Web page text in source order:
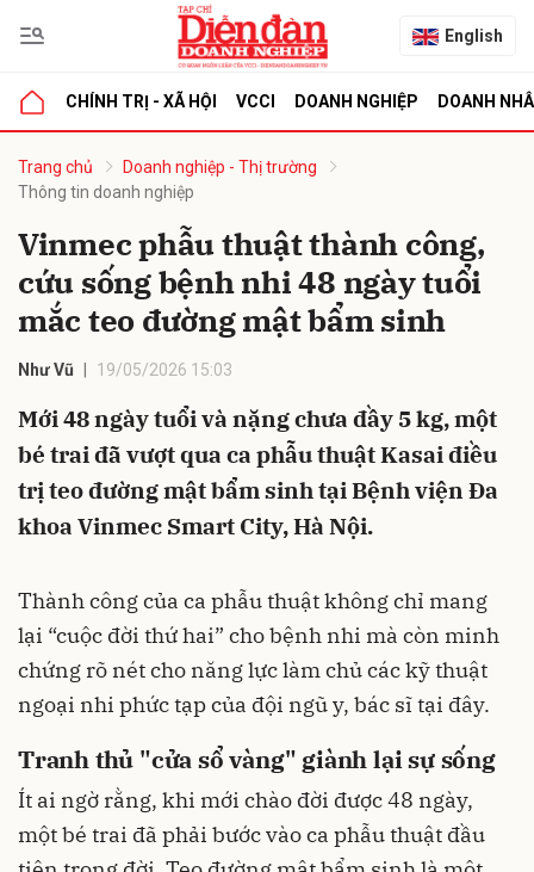
English
CHÍNH TRỊ - XÃ HỘI VCCI DOANH NGHIỆP DOANH
Trang chủ
Doanh nghiệp - Thị trường
Thông tin doanh nghiệp
Vinmec phẫu thuật thành công,
cứu sống bệnh nhi 48 ngày tuổi
mắc teo đường mật bẩm sinh
Như Vũ 19/05/2026 15:03
Mới 48 ngày tuổi và nặng chưa đầy 5 kg, một
bé trai đã vượt qua ca phẫu thuật Kasai điều
trị teo đường mật bẩm sinh tại Bệnh viện Đa
khoa Vinmec Smart City, Hà Nội.
Thành công của ca phẫu thuật không chỉ mang
lại “cuộc đời thứ hai” cho bệnh nhi mà còn minh
chứng rõ nét cho năng lực làm chủ các kỹ thuật
ngoại nhi phức tạp của đội ngũ y, bác sĩ tại đây.
Tranh thủ "cửa sổ vàng" giành lại sự sống
Ít ai ngờ rằng, khi mới chào đời được 48 ngày,
một bé trai đã phải bước vào ca phẫu thuật đầu
luận